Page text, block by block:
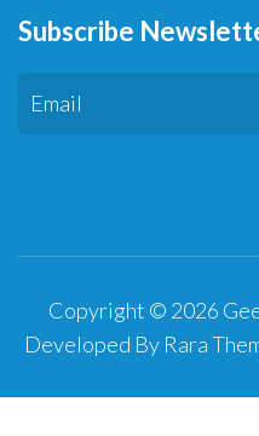
Subscribe
Copyright © 2026
Developed By Rara